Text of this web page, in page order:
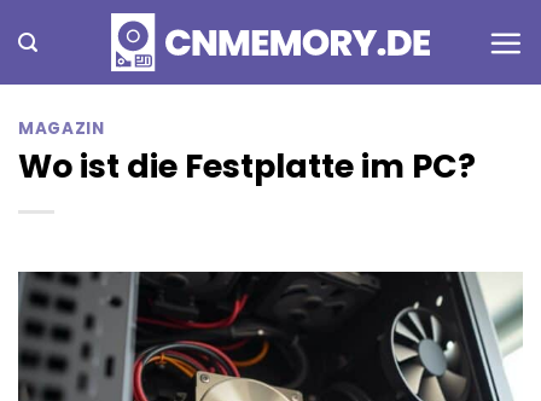
Inhalt
springen
MAGAZIN
Wo ist die Festplatte im PC?